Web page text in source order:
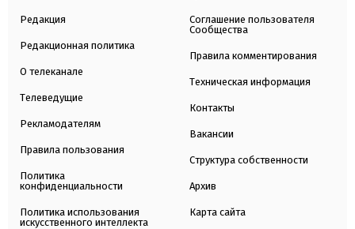
Редакция
Редакционная политика
О телеканале
Телеведущие
Рекламодателям
Правила пользования
Политика
конфиденциальности
Политика использования
искусственного интеллекта
Соглашение пользователя
Сообщества
Правила комментирования
Техническая информация
Контакты
Вакансии
Структура собственности
Архив
Карта сайта